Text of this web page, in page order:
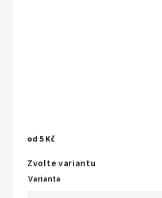
od 5 Kč
Zvolte variantu
Varianta